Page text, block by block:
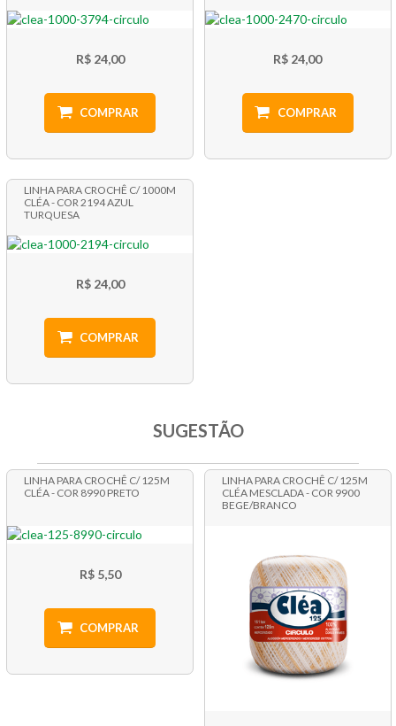
R$ 24,00
COMPRAR
R$ 24,00
COMPRAR
LINHA PARA CROCHÊ C/ 1000M
CLÉA - COR 2194 AZUL
TURQUESA
R$ 24,00
COMPRAR
SUGESTÃO
LINHA PARA CROCHÊ C/ 125M
CLÉA - COR 8990 PRETO
R$ 5,50
COMPRAR
LINHA PARA CROCHÊ C/ 125M
CLÉA MESCLADA - COR 9900
BEGE/BRANCO